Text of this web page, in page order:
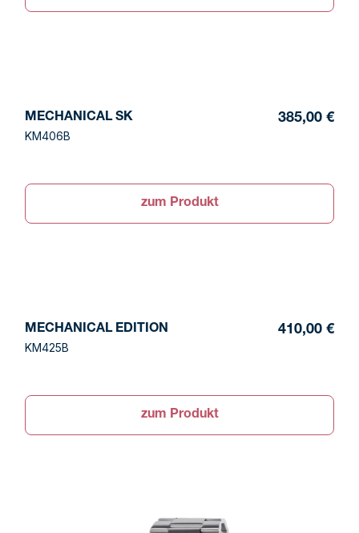
MECHANICAL SK
KM406B
385,00 €
zum Produkt
MECHANICAL EDITION
KM425B
410,00 €
zum Produkt